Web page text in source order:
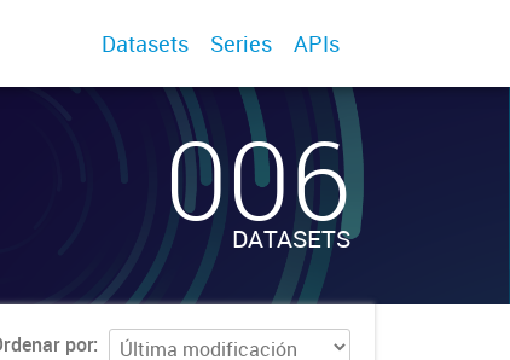
Datasets Series APIs
006
DATASETS
por